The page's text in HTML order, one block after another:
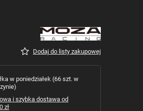
Dodaj do listy zakupowej
w poniedziałek (66 szt. w
i szybka dostawa od
zł